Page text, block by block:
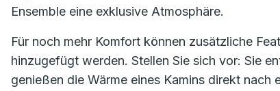
Ensemble eine exklusive Atmosphäre.
Für noch mehr Komfort können zusätzliche
hinzugefügt werden. Stellen Sie sich vor: Sie
genießen die Wärme eines Kamins direkt